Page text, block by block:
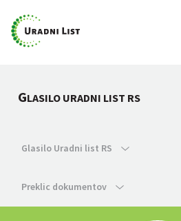
GLASILO URADNI LIST RS
Glasilo Uradni list RS
Preklic dokumentov